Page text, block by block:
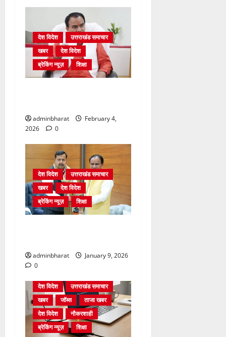
देश विदेश
उत्तराखंड समाचार
खबर
देश विदेश
ब्रेकिंग न्यूज़
शिक्षा
adminbharat
February 4,
2026
0
देश विदेश
उत्तराखंड समाचार
खबर
देश विदेश
ब्रेकिंग न्यूज़
शिक्षा
adminbharat
January 9, 2026
0
देश विदेश
उत्तराखंड समाचार
खबर
जॉब्स
ताजा खबर
देश विदेश
नौकरशाही
ब्रेकिंग न्यूज़
शिक्षा